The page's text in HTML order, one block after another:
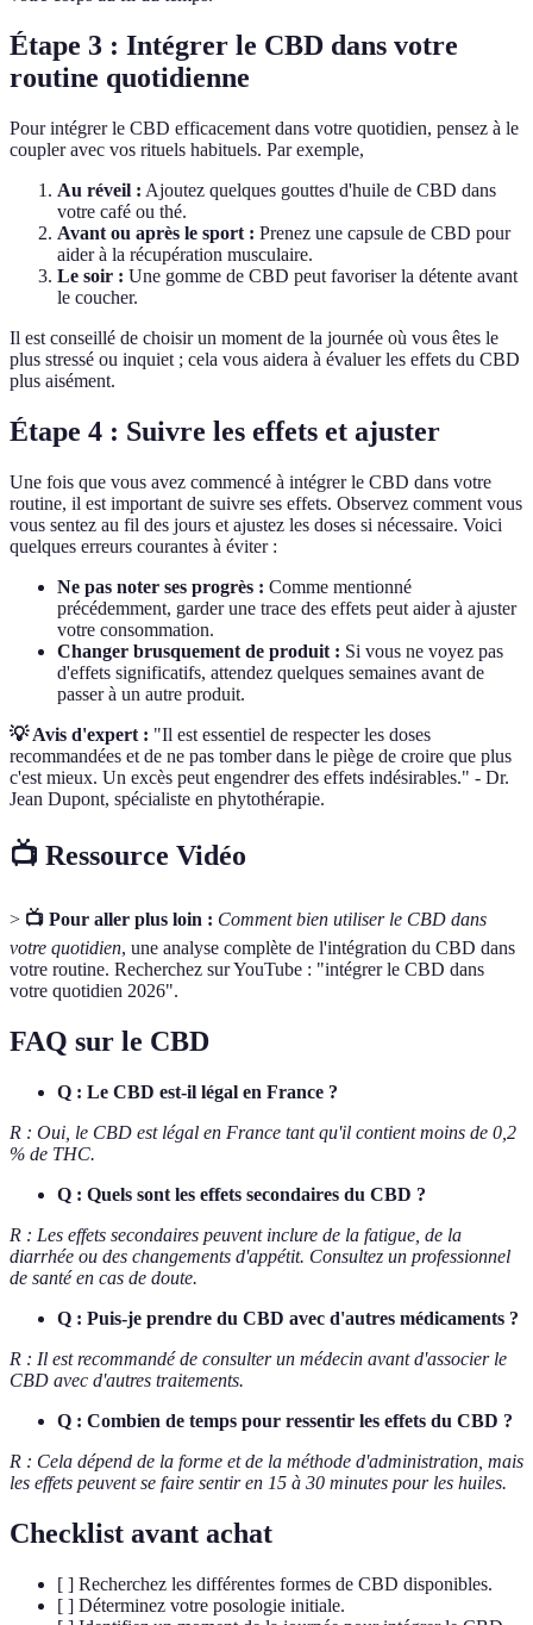
Étape 3 : Intégrer le CBD dans votre
routine quotidienne
Pour intégrer le CBD efficacement dans votre quotidien, pensez à le
coupler avec vos rituels habituels. Par exemple,
Au réveil : Ajoutez quelques gouttes d'huile de CBD dans
votre café ou thé.
Avant ou après le sport : Prenez une capsule de CBD pour
aider à la récupération musculaire.
Le soir : Une gomme de CBD peut favoriser la détente avant
le coucher.
Il est conseillé de choisir un moment de la journée où vous êtes le
plus stressé ou inquiet ; cela vous aidera à évaluer les effets du CBD
plus aisément.
Étape 4 : Suivre les effets et ajuster
Une fois que vous avez commencé à intégrer le CBD dans votre
routine, il est important de suivre ses effets. Observez comment vous
vous sentez au fil des jours et ajustez les doses si nécessaire. Voici
quelques erreurs courantes à éviter :
Ne pas noter ses progrès : Comme mentionné
précédemment, garder une trace des effets peut aider à ajuster
votre consommation.
Changer brusquement de produit : Si vous ne voyez pas
d'effets significatifs, attendez quelques semaines avant de
passer à un autre produit.
💡 Avis d'expert : "Il est essentiel de respecter les doses
recommandées et de ne pas tomber dans le piège de croire que plus
c'est mieux. Un excès peut engendrer des effets indésirables." - Dr.
Jean Dupont, spécialiste en phytothérapie.
📺 Ressource Vidéo
> 📺 Pour aller plus loin : Comment bien utiliser le CBD dans
votre quotidien, une analyse complète de l'intégration du CBD dans
votre routine. Recherchez sur YouTube : "intégrer le CBD dans
votre quotidien 2026".
FAQ sur le CBD
Q : Le CBD est-il légal en France ?
R : Oui, le CBD est légal en France tant qu'il contient moins de 0,2
% de THC.
Q : Quels sont les effets secondaires du CBD ?
R : Les effets secondaires peuvent inclure de la fatigue, de la
diarrhée ou des changements d'appétit. Consultez un professionnel
de santé en cas de doute.
Q : Puis-je prendre du CBD avec d'autres médicaments ?
R : Il est recommandé de consulter un médecin avant d'associer le
CBD avec d'autres traitements.
Q : Combien de temps pour ressentir les effets du CBD ?
R : Cela dépend de la forme et de la méthode d'administration, mais
les effets peuvent se faire sentir en 15 à 30 minutes pour les huiles.
Checklist avant achat
[ ] Recherchez les différentes formes de CBD disponibles.
[ ] Déterminez votre posologie initiale.